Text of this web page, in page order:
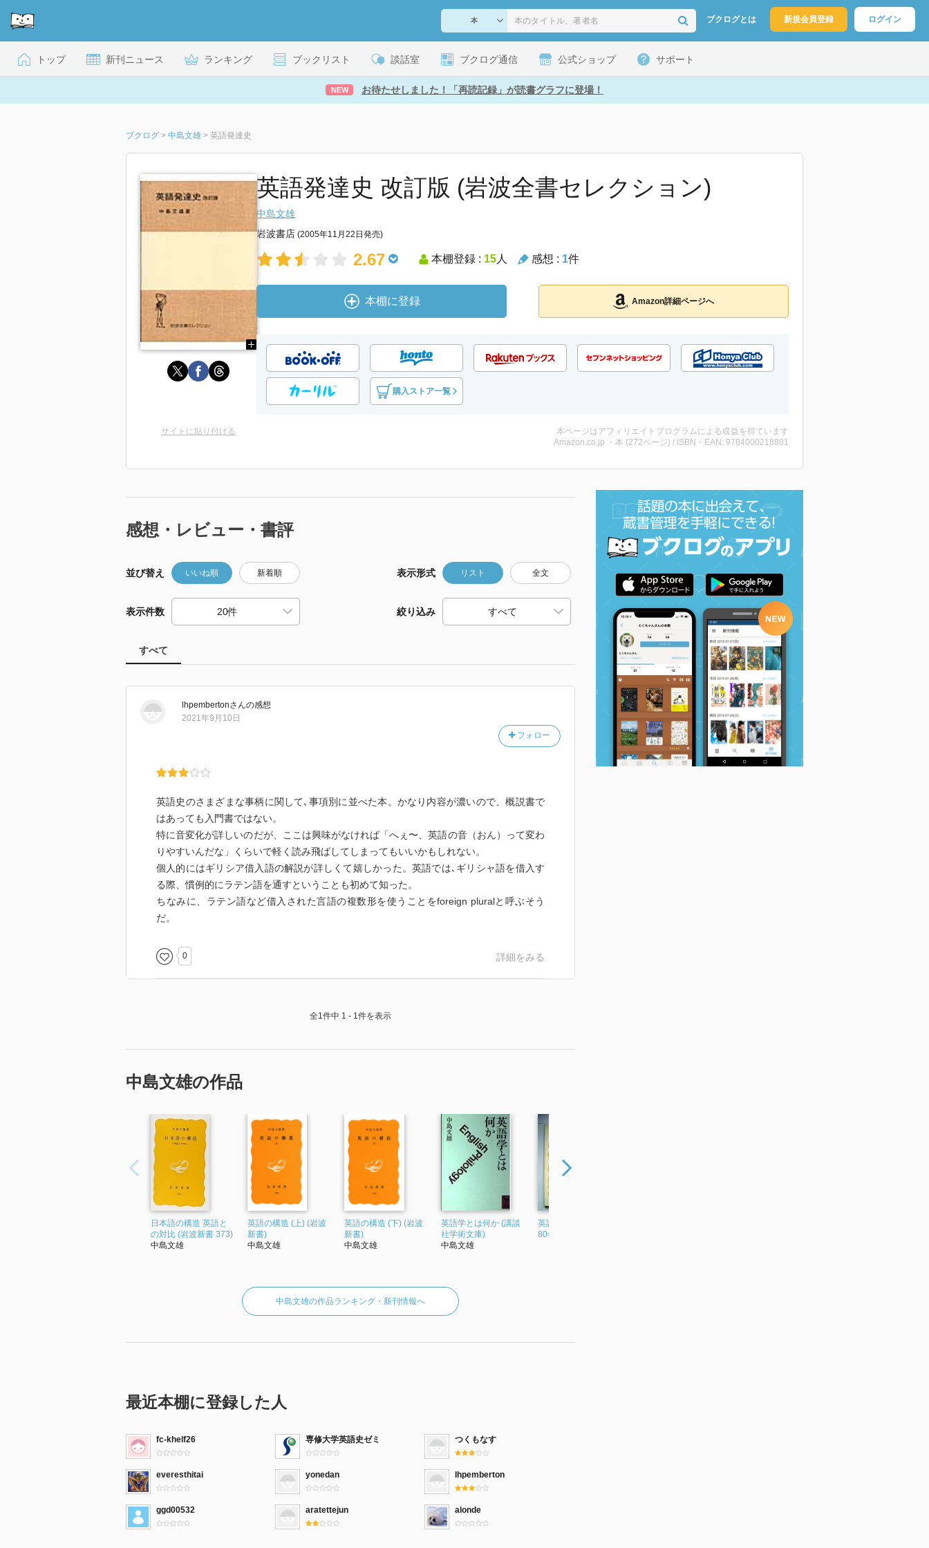
ブクログとは 新規会員登録 ログイン
トップ 新刊ニュース ランキング ブックリスト 談話室 ブクログ通信 公式ショップ サポート
NEW お待たせしました！「再読記録」が読書グラフに登場！
ブクログ > 中島文雄 > 英語発達史
英語発達史 改訂版 (岩波全書セレクション)
中島文雄
岩波書店 (2005年11月22日発売)
2.67 本棚登録 : 15人 感想 : 1件
本棚に登録 Amazon詳細ページへ
購入ストア一覧
サイトに貼り付ける
本ページはアフィリエイトプログラムによる収益を得ています
Amazon.co.jp ・本 (272ページ) / ISBN・EAN: 9784000218801
感想・レビュー・書評
並び替え いいね順 新着順 表示形式 リスト 全文
表示件数 絞り込み
すべて
lhpembertonさんの感想
フォロー
2021年9月10日
英語史のさまざまな事柄に関して､事項別に並べた本。かなり内容が濃いので、概説書で
はあっても入門書ではない。
特に音変化が詳しいのだが、ここは興味がなければ「へぇ〜、英語の音（おん）って変わ
りやすいんだな」くらいで軽く読み飛ばしてしまってもいいかもしれない。
個人的にはギリシア借入語の解説が詳しくて嬉しかった。英語では､ギリシャ語を借入す
る際、慣例的にラテン語を通すということも初めて知った。
ちなみに、ラテン語など借入された言語の複数形を使うことをforeign pluralと呼ぶそう
だ。
0 詳細をみる
全1件中 1 - 1件を表示
中島文雄の作品
日本語の構造 英語と
の対比 (岩波新書 373)
中島文雄
英語の構造 (上) (岩波
新書)
中島文雄
英語の構造 (下) (岩波
新書)
中島文雄
英語学とは何か (講談
社学術文庫)
中島文雄
英語の構造〈下〉 (19
80年) (岩波新書)
中島文雄の作品ランキング・新刊情報へ
最近本棚に登録した人
fc-khelf26 専修大学英語史ゼミ つくもなす
everesthitai yonedan lhpemberton
ggd00532 aratettejun alonde